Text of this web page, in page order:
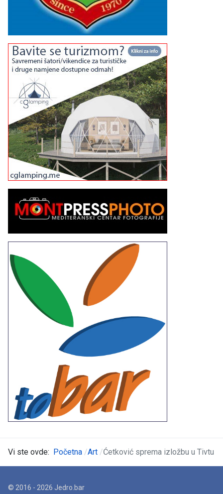
Vi ste ovde: Početna Art Ćetković sprema izložbu u Tivtu
© 2016 - 2026 Jedro.bar